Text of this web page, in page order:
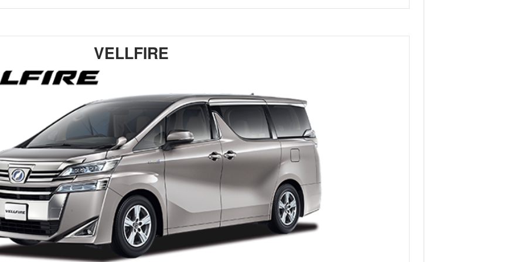
VELLFIRE